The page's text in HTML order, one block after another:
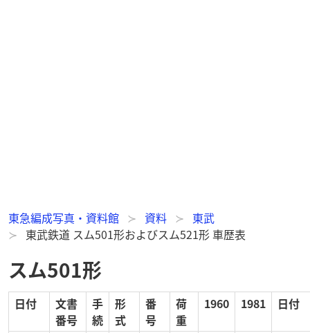
東急編成写真・資料館 資料
東武
東武鉄道 スム501形およびスム521形 車歴表
スム501形
日付
文書
番号
手
続
形
式
番
号
荷
重
1960 1981 日付